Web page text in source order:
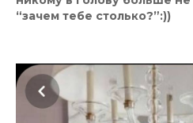
“зачем тебе столько?”:))